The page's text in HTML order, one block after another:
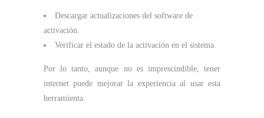
Descargar actualizaciones del software de
activación.
Verificar el estado de la activación en el sistema.
Por lo tanto, aunque no es imprescindible, tener
internet puede mejorar la experiencia al usar esta
herramienta.